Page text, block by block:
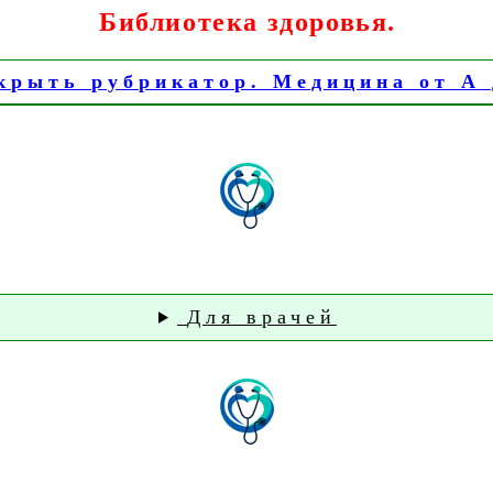
Библиотека здоровья.
рубрикатор. Медицина от А
Для врачей